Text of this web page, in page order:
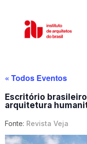
« Todos Eventos
Escritório
arquitetura
Fonte: Revista Veja